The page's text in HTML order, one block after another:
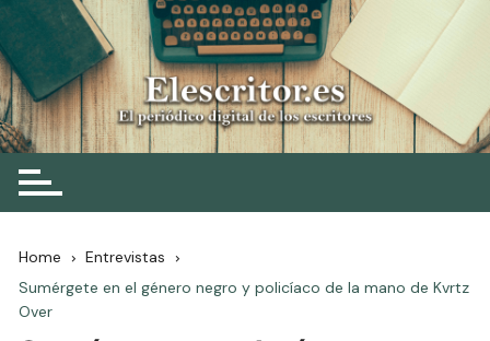
Skip
to
content
Elescritor.es
El periódico digital de los escritores
Home
Entrevistas
Sumérgete en el género negro y policíaco de la mano de Kvrtz
Over